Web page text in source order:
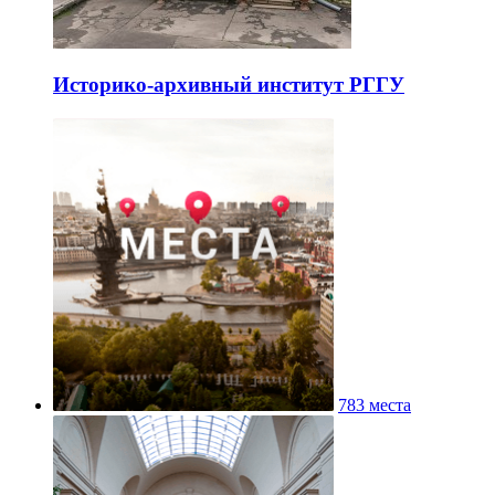
Историко-архивный институт РГГУ
783 места